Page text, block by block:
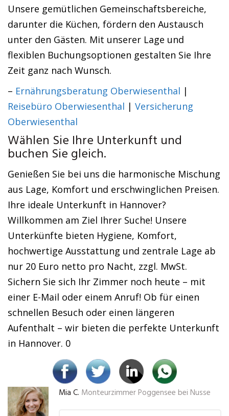
Unsere gemütlichen Gemeinschaftsbereiche,
darunter die Küchen, fördern den Austausch
unter den Gästen. Mit unserer Lage und
flexiblen Buchungsoptionen gestalten Sie Ihre
Zeit ganz nach Wunsch.
– Ernährungsberatung Oberwiesenthal |
Reisebüro Oberwiesenthal | Versicherung
Oberwiesenthal
Wählen Sie Ihre Unterkunft und
buchen Sie gleich.
Genießen Sie bei uns die harmonische Mischung
aus Lage, Komfort und erschwinglichen Preisen.
Ihre ideale Unterkunft in Hannover?
Willkommen am Ziel Ihrer Suche! Unsere
Unterkünfte bieten Hygiene, Komfort,
hochwertige Ausstattung und zentrale Lage ab
nur 20 Euro netto pro Nacht, zzgl. MwSt.
Sichern Sie sich Ihr Zimmer noch heute – mit
einer E-Mail oder einem Anruf! Ob für einen
schnellen Besuch oder einen längeren
Aufenthalt – wir bieten die perfekte Unterkunft
in Hannover. 0
Mia C. Monteurzimmer Poggensee bei Nusse